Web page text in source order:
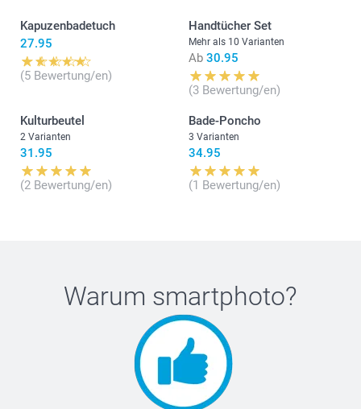
Kapuzenbadetuch
27.95
(5 Bewertung/en)
Handtücher Set
Mehr als 10 Varianten
Ab 30.95
(3 Bewertung/en)
Kulturbeutel
2 Varianten
31.95
(2 Bewertung/en)
Bade-Poncho
3 Varianten
34.95
(1 Bewertung/en)
Warum smartphoto?